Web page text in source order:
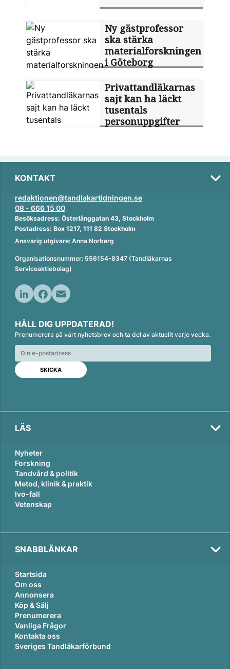
Ny gästprofessor
ska stärka
materialforskningen
i Göteborg
Privattandläkarnas
sajt kan ha läckt
tusentals
personuppgifter
KONTAKT
redaktionen@tandlakartidningen.se
08 - 666 15 00
Besöksadress: Österlånggatan 43, Stockholm
Postadress: Box 1217, 111 82 Stockholm
Ansvarig utgivare: Anna Norberg
Organisationsnummer: 556154-8347 (Tandläkarnas
Serviceaktiebolag)
n
k
e
d
n
c
e
b
o
o
k
a
i
l
HÅLL DIG UPPDATERAD!
Prenumerera på vårt nyhetsbrev och ta del av aktuellt varje vecka.
LÄS
Nyheter
Forskning
Tandvård & politik
Metod, klinik & praktik
Ivo-fall
Vetenskap
SNABBLÄNKAR
Startsida
Om oss
Annonsera
Köp & Sälj
Prenumerera
Vanliga Frågor
Kontakta oss
Sveriges Tandläkarförbund